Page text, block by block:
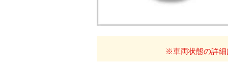
※車両状態の詳細